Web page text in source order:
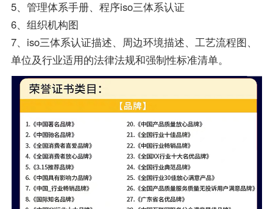
5、管理体系手册、程序iso三体系认证
6、组织机构图
7、iso三体系认证描述、周边环境描述、工艺流程图、
单位及行业适用的法律法规和强制性标准清单。